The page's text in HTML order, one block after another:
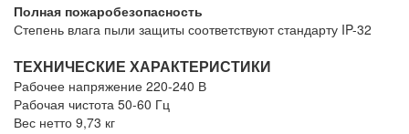
Полная пожаробезопасность
Степень влага пыли защиты соответствуют стандарту IP-32
ТЕХНИЧЕСКИЕ ХАРАКТЕРИСТИКИ
Рабочее напряжение 220-240 В
Рабочая чистота 50-60 Гц
Вес нетто 9,73 кг